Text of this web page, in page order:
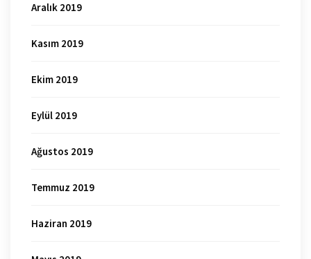
Aralık 2019
Kasım 2019
Ekim 2019
Eylül 2019
Ağustos 2019
Temmuz 2019
Haziran 2019